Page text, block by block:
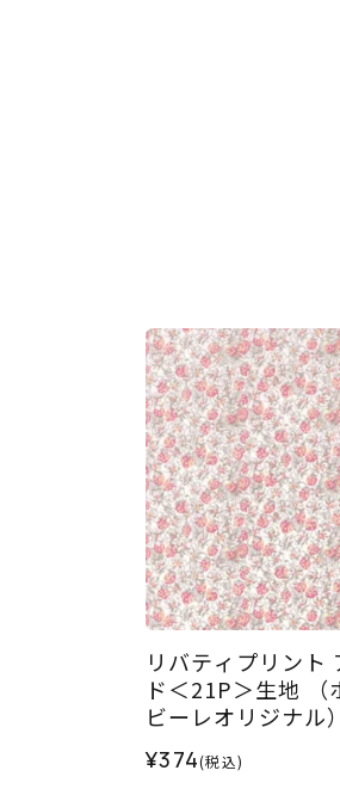
リバティプリント
ド＜21P＞生地 （
ビーレオリジナル
¥374(税込)